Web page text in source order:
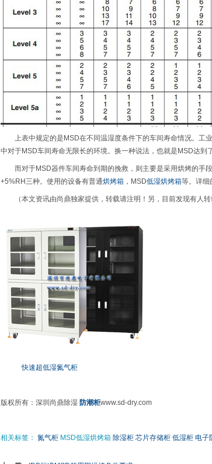
上表中规定的是MSD在不同温湿度条件下的车间寿命情况。工
中对于MSD车间寿命无限长的环境。换一种说法，也就是MSD达到
而对于MSD器件车间寿命到期的挽救，则主要是采用烘烤的手
+5%RH三种。使用的设备有普通烘烤箱 ，MSD低湿烘烤箱等。详细
（本文资讯由尚鼎独家提供，转载请注明！另，目前发现有人转
快速超低湿氮气柜
版权所有：深圳尚鼎除湿 防潮柜www.sd-dry.com
相关标签： 氮气柜 MSD低湿烘烤箱 除湿柜 芯片存储柜 低湿柜 电子